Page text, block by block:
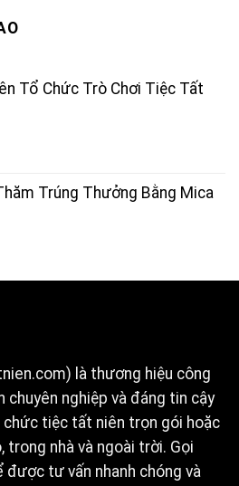
Tổ Chức Trò Chơi Tiệc Tất
Trúng Thưởng Bằng Mica
là thương hiệu công
nghiệp và đáng tin cậy
chức tiệc tất niên trọn gói hoặc
trong nhà và ngoài trời. Gọi
tư vấn nhanh chóng và